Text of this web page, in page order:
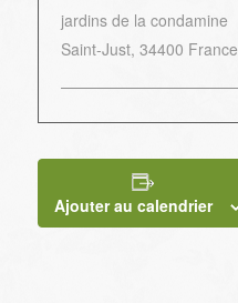
jardins de la condamine
Saint-Just, 34400 France
Ajouter au calendrier